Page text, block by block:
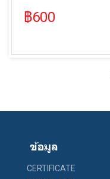
฿600
ข้อมูล
CERTIFICATE